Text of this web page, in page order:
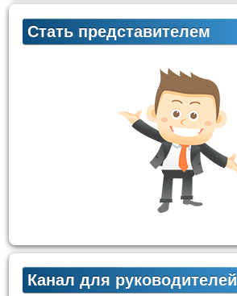
Стать представителем
Канал для руководителей